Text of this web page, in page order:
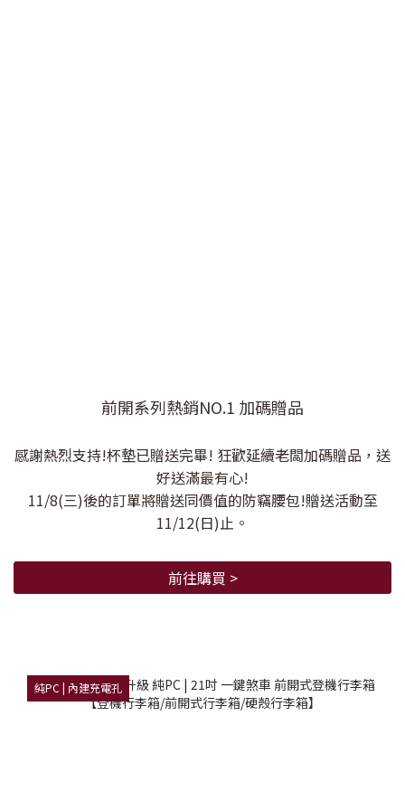
前開系列熱銷NO.1 加碼贈品
感謝熱烈支持!杯墊已贈送完畢! 狂歡延續老闆加碼贈品，送
好送滿最有心!
11/8(三)後的訂單將贈送同價值的防竊腰包!贈送活動至
11/12(日)止。
前往購買 >
純PC | 內建充電孔